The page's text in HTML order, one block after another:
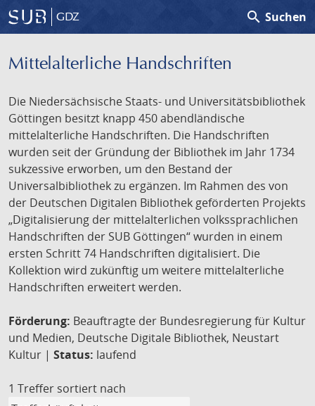
GDZ search Suchen
Mittelalterliche Handschriften
Die Niedersächsische Staats- und Universitätsbibliothek
Göttingen besitzt knapp 450 abendländische
mittelalterliche Handschriften. Die Handschriften
wurden seit der Gründung der Bibliothek im Jahr 1734
sukzessive erworben, um den Bestand der
Universalbibliothek zu ergänzen. Im Rahmen des von
der Deutschen Digitalen Bibliothek geförderten Projekts
„Digitalisierung der mittelalterlichen volkssprachlichen
Handschriften der SUB Göttingen“ wurden in einem
ersten Schritt 74 Handschriften digitalisiert. Die
Kollektion wird zukünftig um weitere mittelalterliche
Handschriften erweitert werden.
Förderung: Beauftragte der Bundesregierung für Kultur
und Medien, Deutsche Digitale Bibliothek, Neustart
Kultur | Status: laufend
1 Treffer sortiert nach